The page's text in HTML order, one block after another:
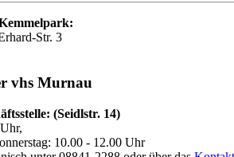
Str. 3
vhs Murnau
(Seidlstr. 14)
10.00 - 12.00 Uhr